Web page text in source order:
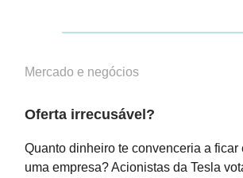
Mercado e negócios
Oferta irrecusável?
Quanto dinheiro te convenceria a ficar
uma empresa? Acionistas da Tesla